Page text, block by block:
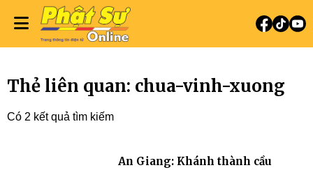
Thẻ liên quan: chua-vinh-xuong
Có 2 kết quả tìm kiếm
An Giang: Khánh thành cầu